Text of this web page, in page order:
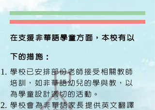
在支援非華語學童方面，本校有以
下的措施：
學校已安排部份老師接受相關教師
培訓，如非華語幼兒的學與教，以
為學童設計適切的活動。
學校會為非華語家長提供英文翻譯